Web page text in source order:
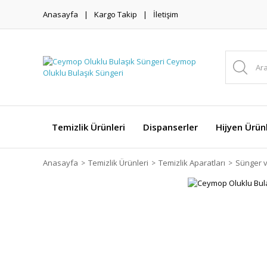
Anasayfa Kargo Takip İletişim
Temizlik Ürünleri Dispanserler Hijyen
Anasayfa Temizlik Ürünleri Temizlik Aparatları Sünger